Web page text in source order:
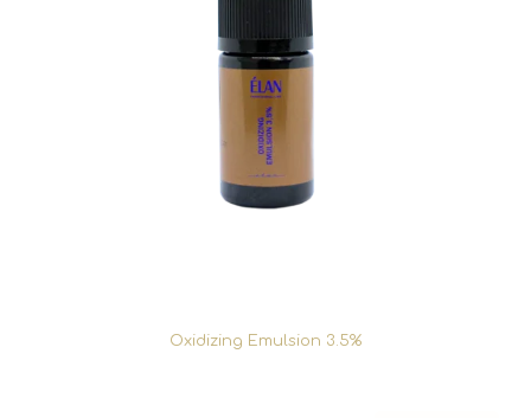
Oxidizing Emulsion 3.5%